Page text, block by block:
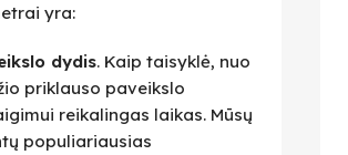
yra:
dydis. Kaip taisyklė, nuo
priklauso paveikslo
reikalingas laikas. Mūsų
populiariausias